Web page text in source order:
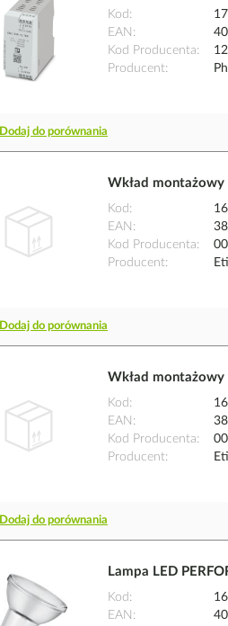
Kod
EAN
Kod Producenta
Producent
Dodaj do porównania
Wkład
Kod
EAN
Kod Producenta
Producent
Eti
Dodaj do porównania
Wkład
Kod
EAN
Kod Producenta
Producent
Eti
Dodaj do porównania
Lampa LED
Kod
EAN